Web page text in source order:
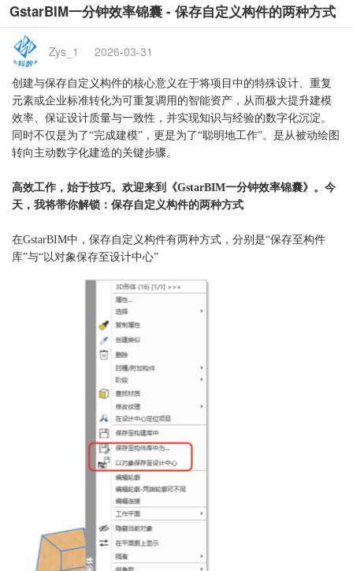
GstarBIM一分钟效率锦囊 - 保存自定义构件的两种方式
Zys_1 2026-03-31
创建与保存自定义构件的核心意义在于将项目中的特殊设计、重复
元素或企业标准转化为可重复调用的智能资产，从而极大提升建模
效率、保证设计质量与一致性，并实现知识与经验的数字化沉淀。
同时不仅是为了“完成建模”，更是为了“聪明地工作”。是从被动绘图
转向主动数字化建造的关键步骤。
高效工作，始于技巧。欢迎来到《GstarBIM一分钟效率锦囊》。今
天，我将带你解锁： 保存自定义构件的两种方式
在GstarBIM中，保存自定义构件有两种方式，分别是“保存至构件
库”与“以对象保存至设计中心”